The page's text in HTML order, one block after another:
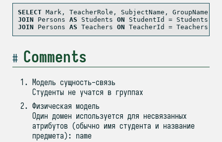
SELECT Mark, TeacherRole, SubjectName, GroupName,
JOIN Persons AS Students ON StudentId = Students.
JOIN Persons AS Teachers ON TeacherId = Teachers.
Comments
Модель сущность-связь
Студенты не учатся в группах
Физическая модель
Один домен используется для несвязанных
атрибутов (обычно имя студента и название
предмета): name